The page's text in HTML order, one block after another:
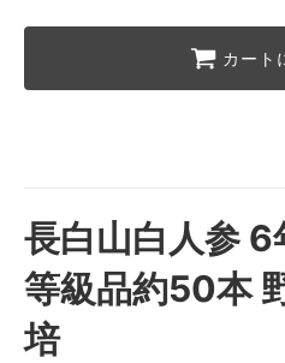
カート
長白山白人参
等級品約50本
培